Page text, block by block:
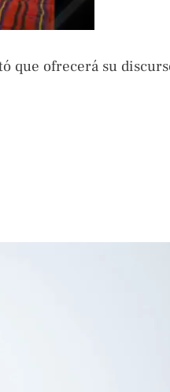
que ofrecerá su